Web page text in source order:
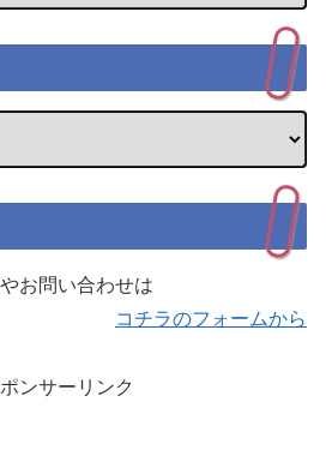
お問い合わせは
コチラのフォームから
ンサーリンク